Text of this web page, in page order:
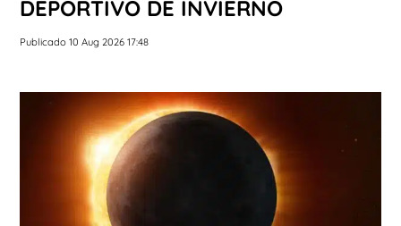
DEPORTIVO DE INVIERNO
Publicado 10 Aug 2026 17:48